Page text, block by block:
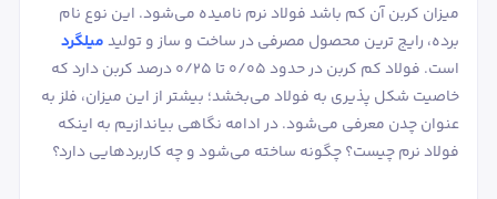
میزان کربن آن کم باشد فولاد نرم نامیده می‌شود. این نوع نام
برده، رایج ترین محصول مصرفی در ساخت و ساز و تولیدمیلگرد
است. فولاد کم کربن در حدود 0/05 تا 0/25 درصد کربن دارد که
خاصیت شکل پذیری به فولاد می‌بخشد؛ بیشتر از این میزان، فلز به
عنوان چدن معرفی می‌شود. در ادامه نگاهی بیاندازیم به اینکه
فولاد نرم چیست؟ چگونه ساخته می‌شود و چه کاربردهایی دارد؟